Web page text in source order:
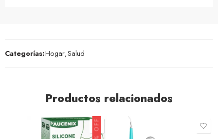
Categorías:Hogar,Salud
Productos relacionados